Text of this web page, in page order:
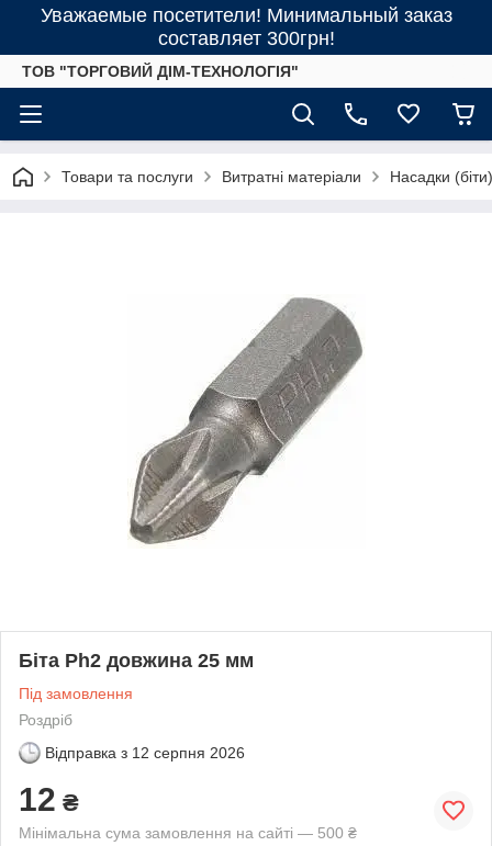
Уважаемые посетители! Минимальный заказ
составляет 300грн!
ТОВ "ТОРГОВИЙ ДІМ-ТЕХНОЛОГІЯ"
Товари та послуги Витратні матеріали Насадки
Біта Ph2 довжина 25 мм
Під замовлення
Роздріб
Відправка з 12 серпня 2026
12 ₴
Мінімальна сума замовлення на сайті — 500 ₴